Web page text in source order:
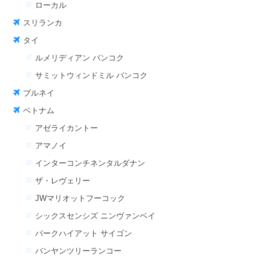
ローカル
スリランカ
タイ
ルメリディアン バンコク
サミットウィンドミル バンコク
ブルネイ
ベトナム
アゼライカントー
アマノイ
インターコンチネンタルダナン
ザ・レヴェリー
JWマリオットフーコック
シックスセンシズ ニンヴァンベイ
パークハイアット サイゴン
バンヤンツリーランコー